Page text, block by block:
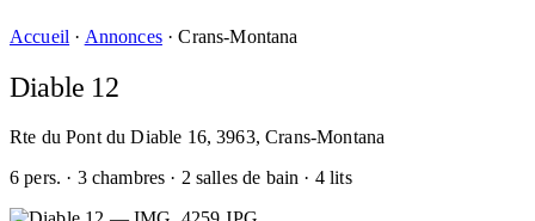
Accueil · Annonces · Crans-Montana
Diable 12
Rte du Pont du Diable 16, 3963, Crans-Montana
6 pers. · 3 chambres · 2 salles de bain · 4 lits